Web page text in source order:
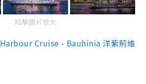
點擊圖片放大
Harbour Cruise - Bauhinia 洋紫荊維